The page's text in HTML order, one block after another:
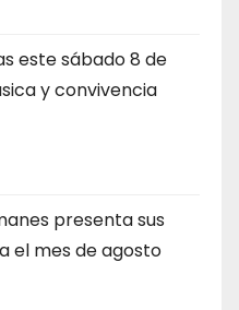
este sábado 8 de
y convivencia
presenta sus
el mes de agosto